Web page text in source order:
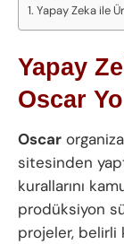
Yapay Zeka ile
Yapay
Oscar
Oscar
sitesinden
kurallarını
prodüksiyon
projeler, belirli